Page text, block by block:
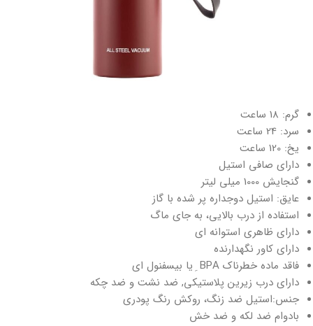
گرم: 18 ساعت
سرد: 24 ساعت
یخ: 120 ساعت
دارای صافی استیل
گنجایش 1000 میلی لیتر
عایق: استیل دوجداره پر شده با گاز
استفاده از درب بالایی، به جای ماگ
دارای ظاهری استوانه ای
دارای کاور نگهدارنده
فاقد ماده خطرناک BPA ِ یا بیسفنول ای
دارای درب زیرین پلاستیکی, ضد نشت و ضد چکه
جنس:استیل ضد زنگ، روکش رنگ پودری
بادوام ضد لکه و ضد خش